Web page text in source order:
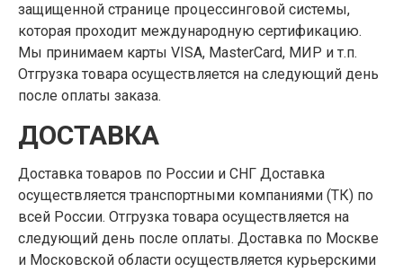
защищенной странице процессинговой системы,
которая проходит международную сертификацию.
Мы принимаем карты VISA, MasterCard, МИР и т.п.
Отгрузка товара осуществляется на следующий день
после оплаты заказа.
ДОСТАВКА
Доставка товаров по России и СНГ Доставка
осуществляется транспортными компаниями (ТК) по
всей России. Отгрузка товара осуществляется на
следующий день после оплаты. Доставка по Москве
и Московской области осуществляется курьерскими